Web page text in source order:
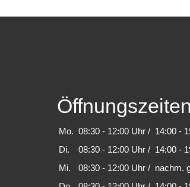
Mo. 08:30 - 12:00 Uhr / 14:00 -
Di.
08:30 - 12:00 Uhr / 14:00 -
Mi.
08:30 - 12:00 Uhr / nachm.